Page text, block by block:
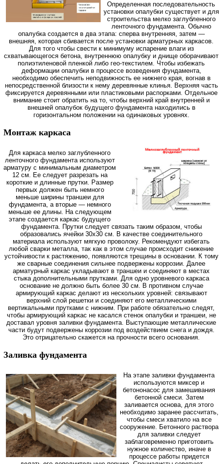
Определенная последовательность
установки опалубки существует и для
строительства мелко заглубленного
ленточного фундамента. Обычно
опалубка создается в два этапа: сперва внутренняя, затем —
внешняя, которая сбивается после установки арматурных каркасов.
Для того чтобы свести к минимуму испарение влаги из
схватывающегося бетона, внутреннюю опалубку и днище оборачивают
полиэтиленовой пленкой либо гео-текстилем. Чтобы избежать
деформации опалубки в процессе возведения фундамента,
необходимо обеспечить неподвижность ее нижнего края, вогнав в
непосредственной близости к нему деревянные клинья. Верхняя часть
фиксируется деревянными или пластиковыми распорками. Отдельное
внимание стоит обратить на то, чтобы верхний край внутренней и
внешней опалубок будущего фундамента находились в
горизонтальном положении на одинаковых уровнях.
Монтаж каркаса
Для каркаса мелко заглубленного
ленточного фундамента используют
арматуру с минимальным диаметром
12 см. Ее следует разрезать на
короткие и длинные прутки. Размер
первых должен быть немного
меньше ширины траншеи для
фундамента, а вторые — немного
меньше ее длины. На следующем
этапе создается каркас будущего
фундамента. Прутки следует связать таким образом, чтобы
образовались ячейки 30х30 см. В качестве соединительного
материала используют мягкую проволоку. Рекомендуют избегать
любой сварки металла, так как в этом случае происходит снижение
устойчивости к растяжению, появляются трещины в основании. К тому
же сварные соединения сильнее подвержены коррозии. Далее
арматурный каркас укладывают в траншеи и соединяют в местах
стыка дополнительными прутками. Для одно уровневого каркаса
основание не должно быть более 30 см. В противном случае
армирующий каркас делают из нескольких уровней: связывают
верхний слой решетки и соединяют его металлическими
вертикальными прутками с нижним. При работе обязательно следят,
чтобы армирующий каркас не касался стенок опалубки и траншеи, не
доставал уровня заливки фундамента. Выступающие металлические
части будут подвержены коррозии под воздействием снега и дождя.
Это отрицательно скажется на прочности всего основания.
Заливка фундамента
На этапе заливки фундамента
используются миксер и
бетононасос для замешивания
бетонной смеси. Затем
заливается основа, для этого
необходимо заранее рассчитать,
чтобы смеси хватило на все
сооружение. Бетонного раствора
для заливки следует
заблаговременно приготовить
нужное количество, иначе в
процессе работы придется